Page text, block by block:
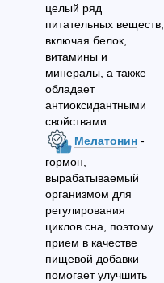
целый ряд
питательных веществ,
включая белок,
витамины и
минералы, а также
обладает
антиоксидантными
свойствами.
Мелатонин -
гормон,
вырабатываемый
организмом для
регулирования
циклов сна, поэтому
прием в качестве
пищевой добавки
помогает улучшить